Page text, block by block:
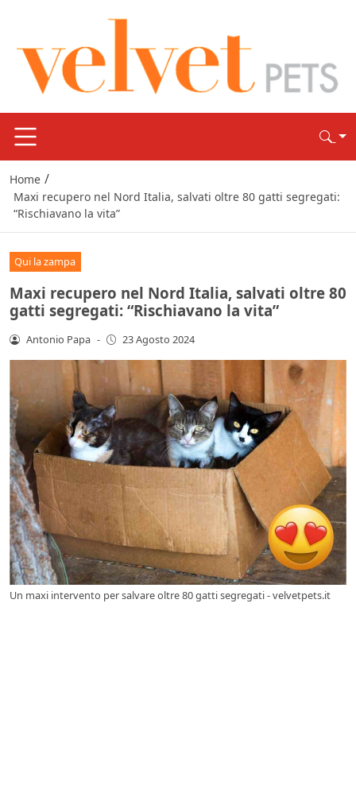
Home /
Maxi recupero nel Nord Italia, salvati oltre 80 gatti segregati:
“Rischiavano la vita”
Qui la zampa
Maxi recupero nel Nord Italia, salvati oltre 80
gatti segregati: “Rischiavano la vita”
Antonio Papa - 23 Agosto 2024
Un maxi intervento per salvare oltre 80 gatti segregati - velvetpets.it